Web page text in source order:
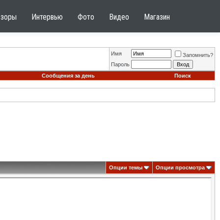
Интервью Фото Видео Магазин
Имя
Запомнить?
Пароль
Сообщения за день
Поиск
Опции темы Опции просмотра